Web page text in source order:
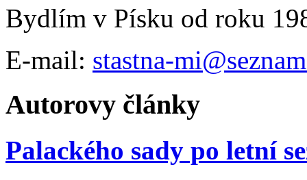
Bydlím v Písku od roku
E-mail: stastna-
Autorovy články
Palackého sady po letní